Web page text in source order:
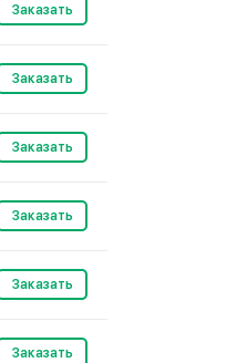
Заказать
Заказать
Заказать
Заказать
Заказать
Заказать